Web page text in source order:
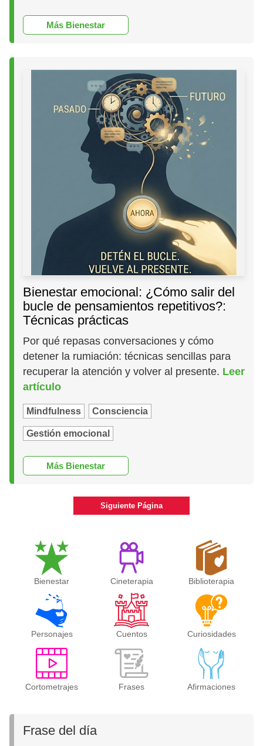
Más Bienestar
Bienestar emocional: ¿Cómo salir del
bucle de pensamientos repetitivos?:
Técnicas prácticas
Por qué repasas conversaciones y cómo
detener la rumiación: técnicas sencillas para
recuperar la atención y volver al presente. Leer
artículo
Mindfulness Consciencia
Gestión emocional
Más Bienestar
Siguiente Página
Bienestar Cineterapia Biblioterapia
Personajes Cuentos Curiosidades
Cortometrajes Frases Afirmaciones
Frase del día